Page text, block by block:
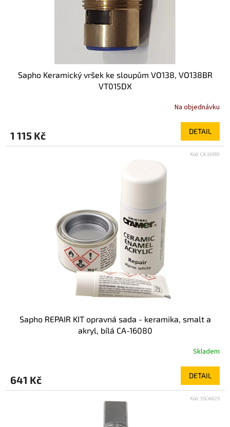
Sapho Keramický vršek ke sloupům VO138, VO138BR
VT015DX
Na objednávku
1 115 Kč DETAIL
Sapho REPAIR KIT opravná sada - keramika, smalt a
akryl, bílá CA-16080
Skladem
641 Kč DETAIL
Kód:CA-16080
Kód:35CAI025